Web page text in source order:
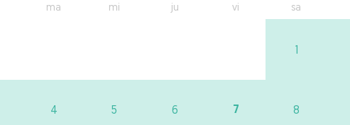
ma mi ju vi sa
1
4 5 6 7 8